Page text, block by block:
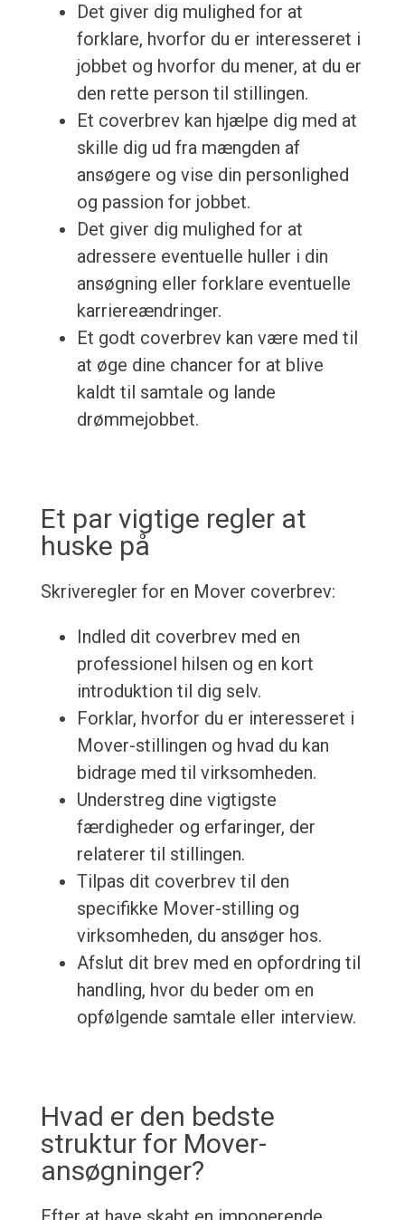
Det giver dig mulighed for at
forklare, hvorfor du er interesseret i
jobbet og hvorfor du mener, at du er
den rette person til stillingen.
Et coverbrev kan hjælpe dig med at
skille dig ud fra mængden af
ansøgere og vise din personlighed
og passion for jobbet.
Det giver dig mulighed for at
adressere eventuelle huller i din
ansøgning eller forklare eventuelle
karriereændringer.
Et godt coverbrev kan være med til
at øge dine chancer for at blive
kaldt til samtale og lande
drømmejobbet.
Et par vigtige regler at
huske på
Skriveregler for en Mover coverbrev:
Indled dit coverbrev med en
professionel hilsen og en kort
introduktion til dig selv.
Forklar, hvorfor du er interesseret i
Mover-stillingen og hvad du kan
bidrage med til virksomheden.
Understreg dine vigtigste
færdigheder og erfaringer, der
relaterer til stillingen.
Tilpas dit coverbrev til den
specifikke Mover-stilling og
virksomheden, du ansøger hos.
Afslut dit brev med en opfordring til
handling, hvor du beder om en
opfølgende samtale eller interview.
Hvad er den bedste
struktur for Mover-
ansøgninger?